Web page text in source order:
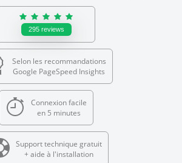
295 reviews
Selon les recommandations
Google PageSpeed Insights
Connexion facile
en 5 minutes
Support technique gratuit
+ aide à l'installation